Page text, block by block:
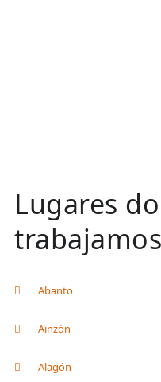
Lugares
trabajamos
Abanto
Ainzón
Alagón